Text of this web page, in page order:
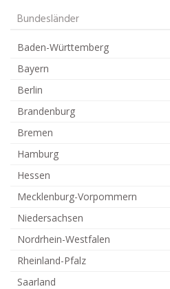
Bundesländer
Baden-Württemberg
Bayern
Berlin
Brandenburg
Bremen
Hamburg
Hessen
Mecklenburg-Vorpommern
Niedersachsen
Nordrhein-Westfalen
Rheinland-Pfalz
Saarland